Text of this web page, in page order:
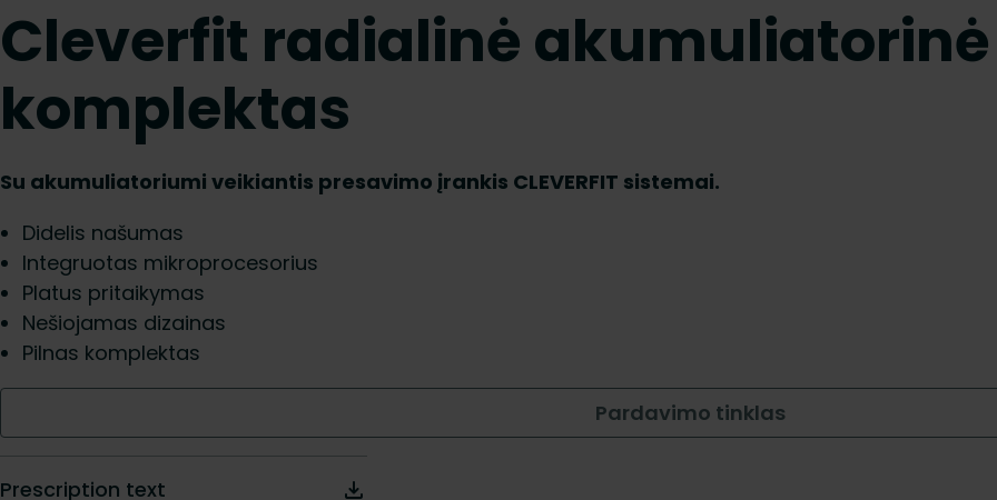
Cleverfit radialinė
komplektas
Su akumuliatoriumi veikiantis presavimo įrankis CLEVERFIT sistemai.
Didelis našumas
Integruotas mikroprocesorius
Platus pritaikymas
Nešiojamas dizainas
Pilnas komplektas
Pardavimo tinklas
Prescription text